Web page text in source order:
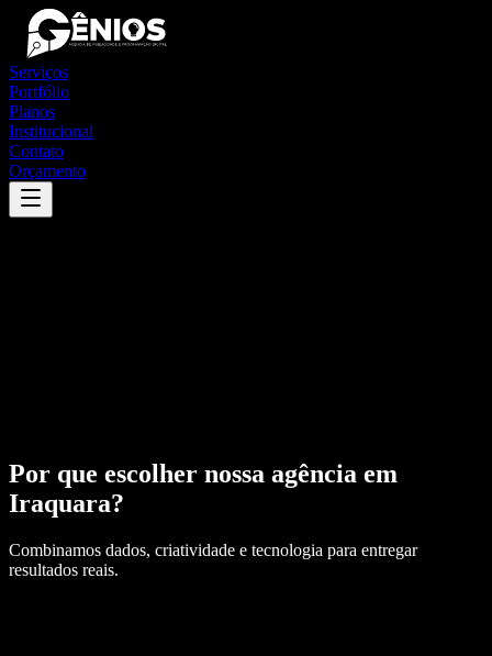
Serviços
Portfólio
Planos
Institucional
Contato
Orçamento
Por que escolher nossa agência em
Iraquara?
Combinamos dados, criatividade e tecnologia para entregar
resultados reais.